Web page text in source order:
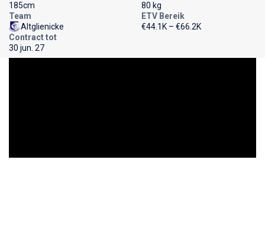
185cm
80 kg
Team
Altglienicke
ETV Bereik
€44.1K – €66.2K
Contract tot
30 jun. 27